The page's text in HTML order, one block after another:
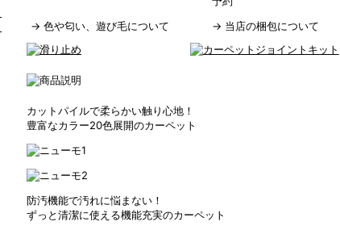
→ 色や匂い、遊び毛について → 当店の梱包について
カットパイルで柔らかい触り心地！
豊富なカラー20色展開のカーペット
防汚機能で汚れに悩まない！
ずっと清潔に使える機能充実のカーペット